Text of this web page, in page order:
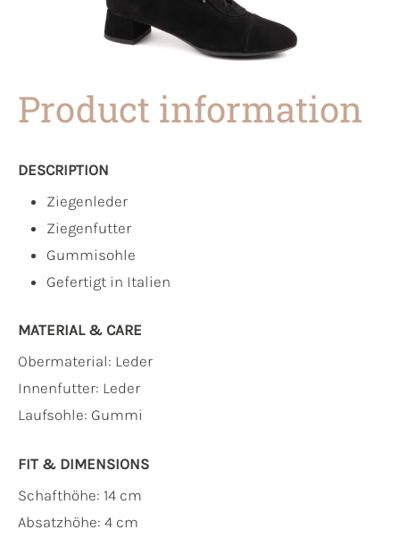
Product information
DESCRIPTION
Ziegenleder
Ziegenfutter
Gummisohle
Gefertigt in Italien
MATERIAL & CARE
Obermaterial: Leder
Innenfutter: Leder
Laufsohle: Gummi
FIT & DIMENSIONS
Schafthöhe: 14 cm
Absatzhöhe: 4 cm